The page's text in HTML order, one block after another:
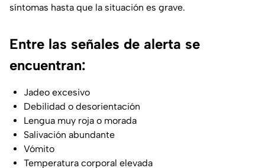
síntomas hasta que la situación es grave.
Entre las señales de alerta se
encuentran:
Jadeo excesivo
Debilidad o desorientación
Lengua muy roja o morada
Salivación abundante
Vómito
Temperatura corporal elevada